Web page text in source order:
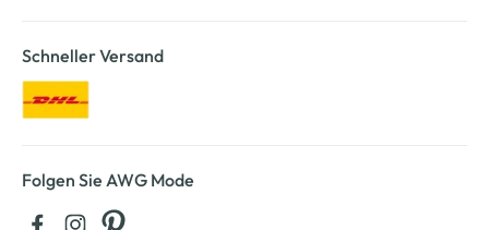
Schneller Versand
Folgen Sie AWG Mode